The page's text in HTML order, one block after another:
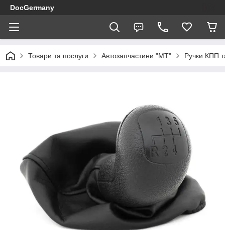
DocGermany
Товари та послуги Автозапчастини "МТ" Ручки КПП